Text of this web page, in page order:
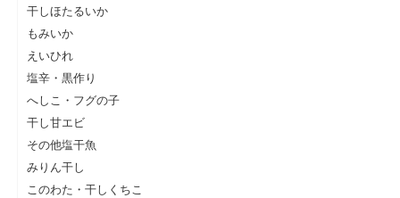
干しほたるいか
もみいか
えいひれ
塩辛・黒作り
へしこ・フグの子
干し甘エビ
その他塩干魚
みりん干し
このわた・干しくちこ